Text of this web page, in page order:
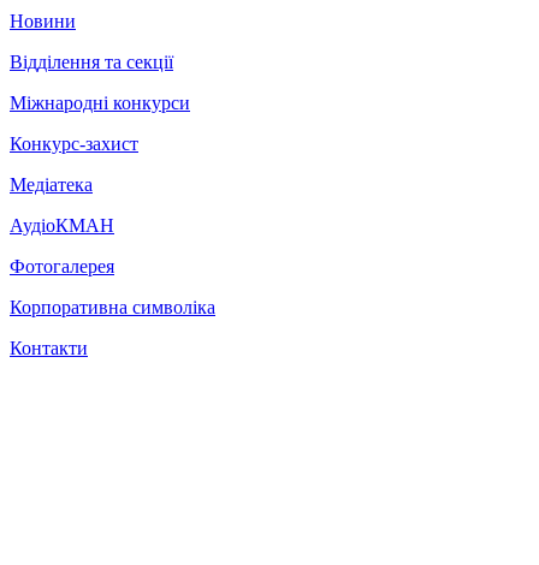
Новини
Відділення та секції
Міжнародні конкурси
Конкурс-захист
Медіатека
АудіоКМАН
Фотогалерея
Корпоративна символіка
Контакти